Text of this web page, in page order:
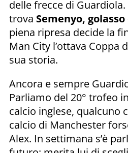
delle frecce di
trova Semenyo,
piena ripresa decide la
Man City l’ottava Coppa
sua storia.
Ancora e sempre
Parliamo del 20° trofeo
calcio inglese, qualcuno
calcio di Manchester
Alex. In settimana s’è